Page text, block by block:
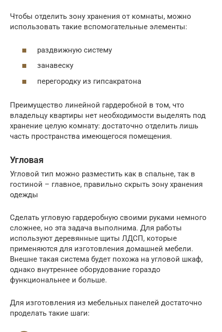
Чтобы отделить зону хранения от комнаты, можно
использовать такие вспомогательные элементы:
раздвижную систему
занавеску
перегородку из гипсакратона
Преимущество линейной гардеробной в том, что
владельцу квартиры нет необходимости выделять под
хранение целую комнату: достаточно отделить лишь
часть пространства имеющегося помещения.
Угловая
Угловой тип можно разместить как в спальне, так в
гостиной – главное, правильно скрыть зону хранения
одежды
Сделать угловую гардеробную своими руками немного
сложнее, но эта задача выполнима. Для работы
используют деревянные щиты ЛДСП, которые
применяются для изготовления домашней мебели.
Внешне такая система будет похожа на угловой шкаф,
однако внутреннее оборудование гораздо
функциональнее и больше.
Для изготовления из мебельных панелей достаточно
проделать такие шаги: